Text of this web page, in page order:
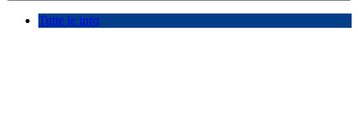
Tutte le info